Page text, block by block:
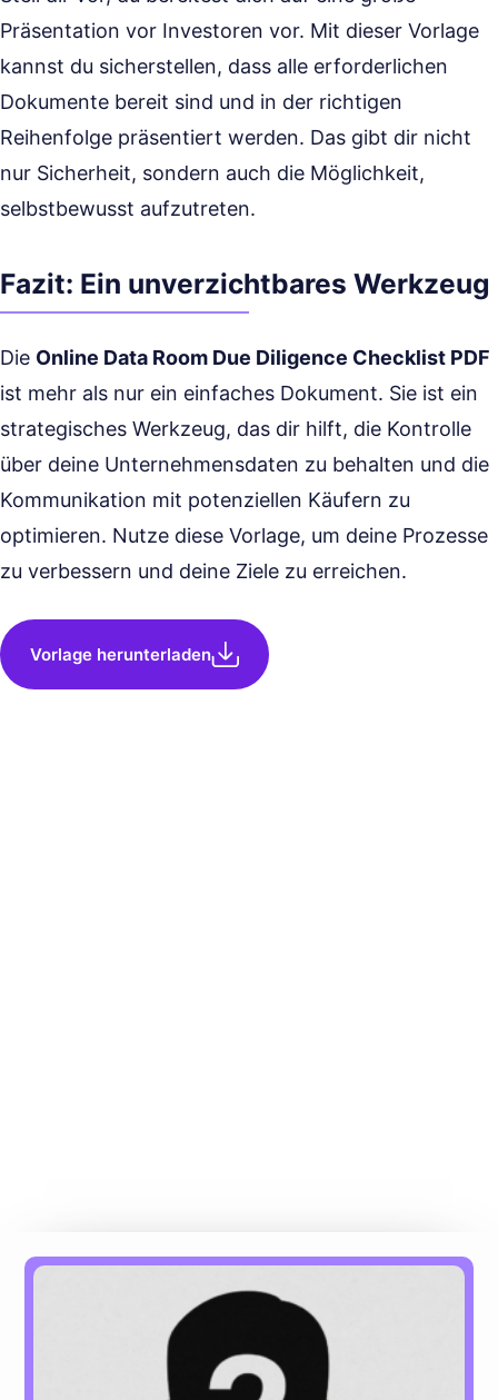
Präsentation vor Investoren vor. Mit dieser Vorlage
kannst du sicherstellen, dass alle erforderlichen
Dokumente bereit sind und in der richtigen
Reihenfolge präsentiert werden. Das gibt dir nicht
nur Sicherheit, sondern auch die Möglichkeit,
selbstbewusst aufzutreten.
Fazit: Ein unverzichtbares Werkzeug
Die Online Data Room Due Diligence Checklist PDF
ist mehr als nur ein einfaches Dokument. Sie ist ein
strategisches Werkzeug, das dir hilft, die Kontrolle
über deine Unternehmensdaten zu behalten und die
Kommunikation mit potenziellen Käufern zu
optimieren. Nutze diese Vorlage, um deine Prozesse
zu verbessern und deine Ziele zu erreichen.
Vorlage herunterladen